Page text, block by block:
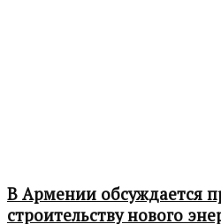
В Армении обсуждается
строительству нового